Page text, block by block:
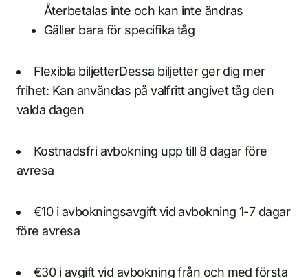
Återbetalas inte och kan inte ändras
Gäller bara för specifika tåg
Flexibla biljetterDessa biljetter ger dig mer
frihet: Kan användas på valfritt angivet tåg den
valda dagen
Kostnadsfri avbokning upp till 8 dagar före
avresa
€10 i avbokningsavgift vid avbokning 1-7 dagar
före avresa
€30 i avgift vid avbokning från och med första